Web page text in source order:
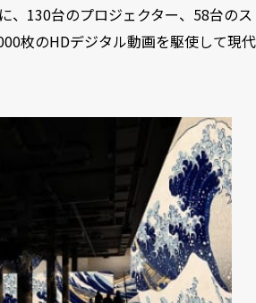
、130台のプロジェクター、58台のス
枚のHDデジタル動画を駆使して現代